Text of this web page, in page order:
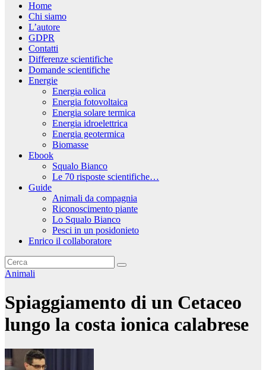
Home
Chi siamo
L’autore
GDPR
Contatti
Differenze scientifiche
Domande scientifiche
Energie
Energia eolica
Energia fotovoltaica
Energia solare termica
Energia idroelettrica
Energia geotermica
Biomasse
Ebook
Squalo Bianco
Le 70 risposte scientifiche…
Guide
Animali da compagnia
Riconoscimento piante
Lo Squalo Bianco
Pesci in un posidonieto
Enrico il collaboratore
Animali
Spiaggiamento di un Cetaceo
lungo la costa ionica calabrese